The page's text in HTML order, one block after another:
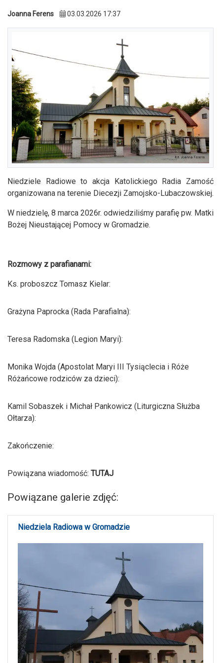
Joanna Ferens 03.03.2026 17:37
Niedziele Radiowe to akcja Katolickiego Radia Zamość
organizowana na terenie Diecezji Zamojsko-Lubaczowskiej.
W niedzielę, 8 marca 2026r. odwiedziliśmy parafię pw. Matki
Bożej Nieustającej Pomocy w Gromadzie.
Rozmowy z parafianami:
Ks. proboszcz Tomasz Kielar:
Grażyna Paprocka (Rada Parafialna):
Teresa Radomska (Legion Maryi):
Monika Wojda (Apostolat Maryi III Tysiąclecia i Róże
Różańcowe rodziców za dzieci):
Kamil Sobaszek i Michał Pankowicz (Liturgiczna Służba
Ołtarza):
Zakończenie:
Powiązana wiadomość: TUTAJ
Powiązane galerie zdjęć:
Niedziela Radiowa w Gromadzie